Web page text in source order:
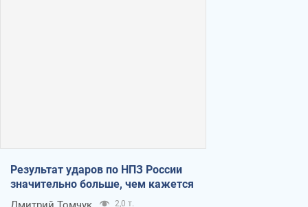
Результат ударов по НПЗ России
значительно больше, чем кажется
2,0 т.